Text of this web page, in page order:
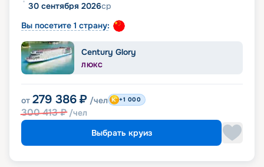
30 сентября 2026ср
Вы посетите 1 страну:
Century Glory
ЛЮКС
от 279 386 ₽ /чел
300 413₽ /чел
+1 000
Выбрать круиз